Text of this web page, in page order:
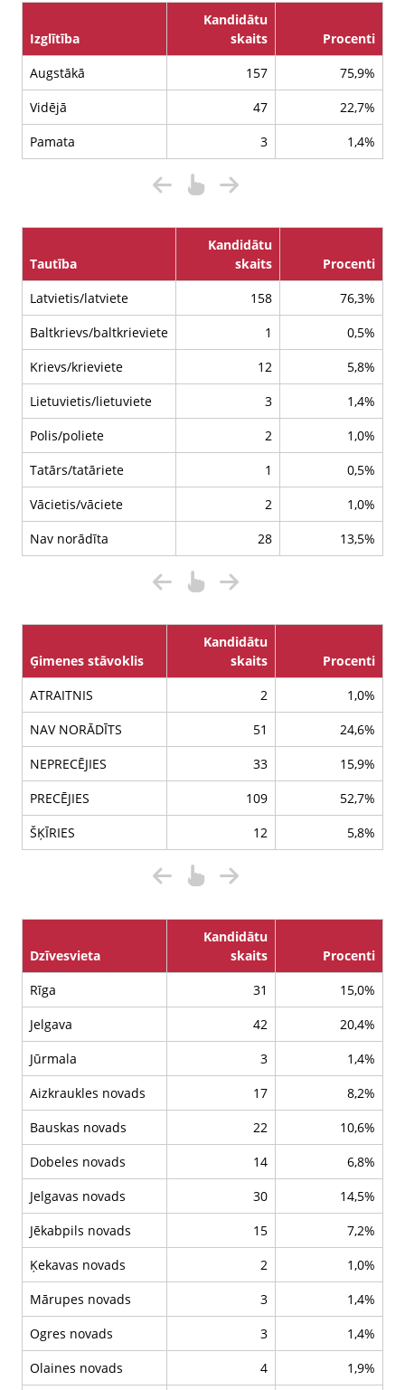
Izglītība
Kandidātu
skaits
Procenti
Augstākā
157
75,9%
Vidējā
47
22,7%
Pamata
3 1,4%
Tautība
Kandidātu
skaits
Procenti
Latvietis/latviete
158
76,3%
Baltkrievs/baltkrieviete
1
0,5%
Krievs/krieviete
12
5,8%
Lietuvietis/lietuviete
3
1,4%
Polis/poliete
2
1,0%
Tatārs/tatāriete
1
0,5%
Vācietis/vāciete
2
1,0%
Nav norādīta
28 13,5%
Ģimenes stāvoklis
Kandidātu
skaits
Procenti
ATRAITNIS
2
1,0%
NAV NORĀDĪTS
51
24,6%
NEPRECĒJIES
33
15,9%
PRECĒJIES
109
52,7%
ŠĶĪRIES
12 5,8%
Dzīvesvieta
Kandidātu
skaits
Procenti
Rīga
31
15,0%
Jelgava
42
20,4%
Jūrmala
3
1,4%
Aizkraukles novads
17
8,2%
Bauskas novads
22
10,6%
Dobeles novads
14
6,8%
Jelgavas novads
30
14,5%
Jēkabpils novads
15
7,2%
Ķekavas novads
2
1,0%
Mārupes novads
3
1,4%
Ogres novads
3
1,4%
Olaines novads
4 1,9%